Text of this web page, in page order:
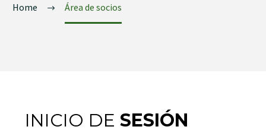
Home Área de socios
INICIO DE SESIÓN